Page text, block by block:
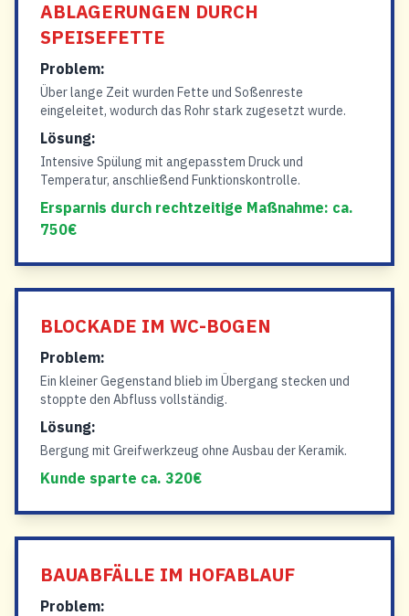
ABLAGERUNGEN DURCH
SPEISEFETTE
Problem:
Über lange Zeit wurden Fette und Soßenreste
eingeleitet, wodurch das Rohr stark zugesetzt wurde.
Lösung:
Intensive Spülung mit angepasstem Druck und
Temperatur, anschließend Funktionskontrolle.
Ersparnis durch rechtzeitige Maßnahme: ca.
750€
BLOCKADE IM WC-BOGEN
Problem:
Ein kleiner Gegenstand blieb im Übergang stecken und
stoppte den Abfluss vollständig.
Lösung:
Bergung mit Greifwerkzeug ohne Ausbau der Keramik.
Kunde sparte ca. 320€
BAUABFÄLLE IM HOFABLAUF
Problem: